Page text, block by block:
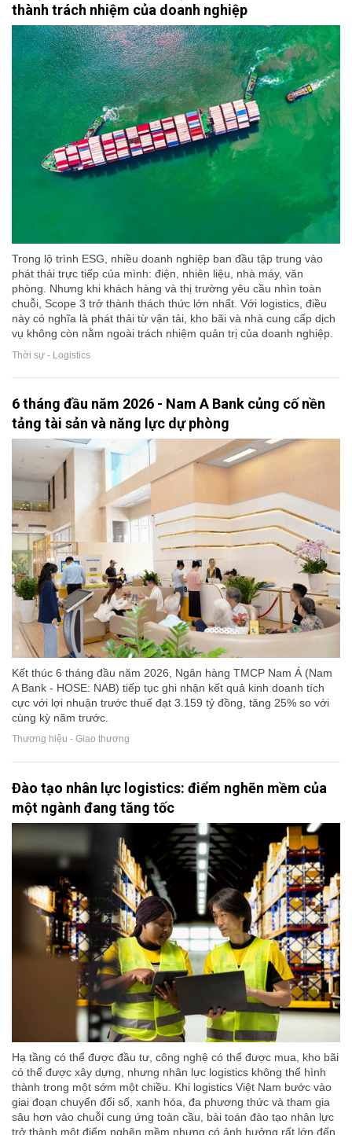
thành trách nhiệm của doanh nghiệp
Trong lộ trình ESG, nhiều doanh nghiệp ban đầu tập trung vào
phát thải trực tiếp của mình: điện, nhiên liệu, nhà máy, văn
phòng. Nhưng khi khách hàng và thị trường yêu cầu nhìn toàn
chuỗi, Scope 3 trở thành thách thức lớn nhất. Với logistics, điều
này có nghĩa là phát thải từ vận tải, kho bãi và nhà cung cấp dịch
vụ không còn nằm ngoài trách nhiệm quản trị của doanh nghiệp.
Thời sự - Logistics
6 tháng đầu năm 2026 - Nam A Bank củng cố nền
tảng tài sản và năng lực dự phòng
Kết thúc 6 tháng đầu năm 2026, Ngân hàng TMCP Nam Á (Nam
A Bank - HOSE: NAB) tiếp tục ghi nhận kết quả kinh doanh tích
cực với lợi nhuận trước thuế đạt 3.159 tỷ đồng, tăng 25% so với
cùng kỳ năm trước.
Thương hiệu - Giao thương
Đào tạo nhân lực logistics: điểm nghẽn mềm của
một ngành đang tăng tốc
Hạ tầng có thể được đầu tư, công nghệ có thể được mua, kho bãi
có thể được xây dựng, nhưng nhân lực logistics không thể hình
thành trong một sớm một chiều. Khi logistics Việt Nam bước vào
giai đoạn chuyển đổi số, xanh hóa, đa phương thức và tham gia
sâu hơn vào chuỗi cung ứng toàn cầu, bài toán đào tạo nhân lực
trở thành một điểm nghẽn mềm nhưng có ảnh hưởng rất lớn đến